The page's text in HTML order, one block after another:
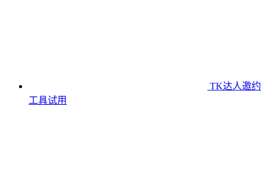
TK达人邀约
工具试用